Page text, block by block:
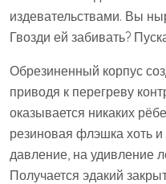
издевательствами. Вы
Гвозди ей забивать?
Обрезиненный корпус
приводя к перегреву
оказывается никаких
резиновая флэшка хоть
давление, на удивление
Получается эдакий